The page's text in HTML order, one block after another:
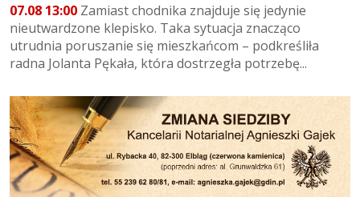
07.08 13:00 Zamiast chodnika znajduje się jedynie
nieutwardzone klepisko. Taka sytuacja znacząco
utrudnia poruszanie się mieszkańcom – podkreśliła
radna Jolanta Pękała, która dostrzegła potrzebę...